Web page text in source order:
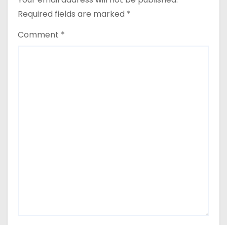
Required fields are marked *
Comment *